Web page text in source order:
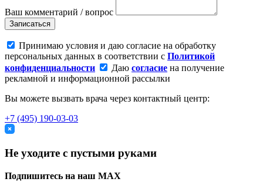
Ваш комментарий / вопрос
Записаться
Принимаю условия и даю согласие на обработку
персональных данных в соответствии с Политикой
конфиденциальности
Даю согласие на получение
рекламной и информационной рассылки
Вы можете вызвать врача через контактный центр:
+7 (495) 190-03-03
Не уходите с пустыми руками
Подпишитесь на наш MAX